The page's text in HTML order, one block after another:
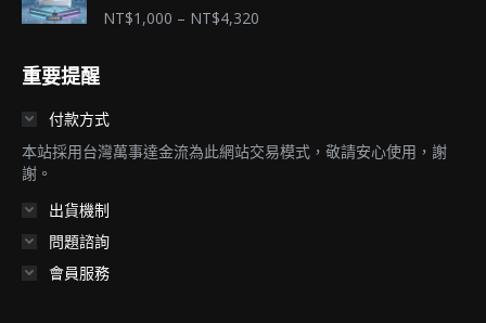
NT$1,000 – NT$4,320
NT$4,320
重要提醒
付款方式
本站採用台灣萬事達金流為此網站交易模式，敬請安心使用，謝
謝。
出貨機制
問題諮詢
會員服務